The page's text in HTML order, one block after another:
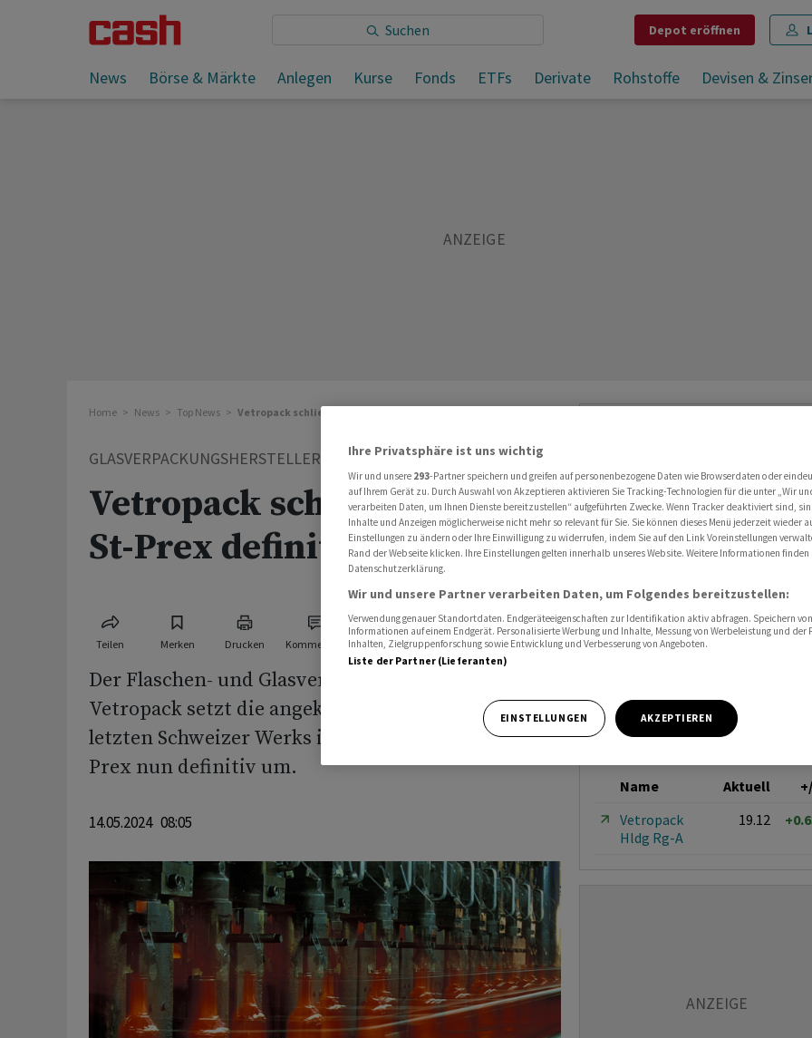
Depot eröffnen
News Börse & Märkte Anlegen Kurse Fonds ETFs Derivate Rohstoffe Devisen &
Sie lesen: Vetropack schliesst Werk in St-Prex definitiv
Teilen Merken Drucken Kommentare
Home News Top News Vetropack schliesst Werk in St-Prex definitiv
GLASVERPACKUNGSHERSTELLER
Vetropack schliesst Werk in
St-Prex definitiv
Teilen Merken Drucken Kommentare
Der Flaschen- und Glasverpackungshersteller
Vetropack setzt die angekündigte Schliessung des
letzten Schweizer Werks im waadtländischen St.
Prex nun definitiv um.
14.05.2024 08:05
Name Aktuell
Vetropack
Hldg Rg-A
19.12
Ihre Privatsphäre ist uns wichtig
Wir und unsere 293-Partner speichern und greifen auf personenbezogene Daten wie Browserdaten oder
auf Ihrem Gerät zu. Durch Auswahl von Akzeptieren aktivieren Sie Tracking-Technologien für die unter „Wir
verarbeiten Daten, um Ihnen Dienste bereitzustellen“ aufgeführten Zwecke. Wenn Tracker deaktiviert sind,
Inhalte und Anzeigen möglicherweise nicht mehr so relevant für Sie. Sie können dieses Menü jederzeit wieder
Einstellungen zu ändern oder Ihre Einwilligung zu widerrufen, indem Sie auf den Link Voreinstellungen
Rand der Webseite klicken. Ihre Einstellungen gelten innerhalb unseres Website. Weitere Informationen finden
Datenschutzerklärung.
Wir und unsere Partner verarbeiten Daten, um Folgendes bereitzustellen:
Verwendung genauer Standortdaten. Endgeräteeigenschaften zur Identifikation aktiv abfragen. Speichern
Informationen auf einem Endgerät. Personalisierte Werbung und Inhalte, Messung von Werbeleistung und der
Inhalten, Zielgruppenforschung sowie Entwicklung und Verbesserung von Angeboten.
Liste der Partner (Lieferanten)
EINSTELLUNGEN AKZEPTIEREN